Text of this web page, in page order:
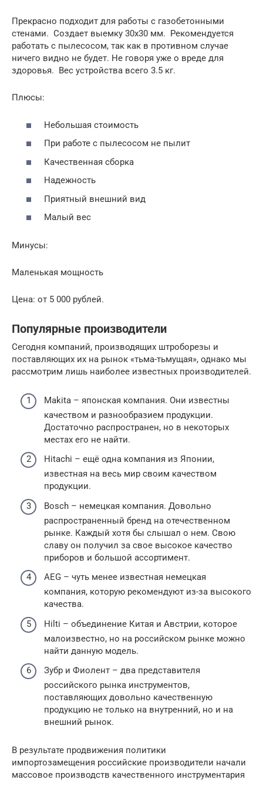
Прекрасно подходит для работы с газобетонными
стенами. Создает выемку 30х30 мм. Рекомендуется
работать с пылесосом, так как в противном случае
ничего видно не будет. Не говоря уже о вреде для
здоровья. Вес устройства всего 3.5 кг.
Плюсы:
Небольшая стоимость
При работе с пылесосом не пылит
Качественная сборка
Надежность
Приятный внешний вид
Малый вес
Минусы:
Маленькая мощность
Цена: от 5 000 рублей.
Популярные производители
Сегодня компаний, производящих штроборезы и
поставляющих их на рынок «тьма-тьмущая», однако мы
рассмотрим лишь наиболее известных производителей.
Makita – японская компания. Они известны
качеством и разнообразием продукции.
Достаточно распространен, но в некоторых
местах его не найти.
Hitachi – ещё одна компания из Японии,
известная на весь мир своим качеством
продукции.
Bosch – немецкая компания. Довольно
распространенный бренд на отечественном
рынке. Каждый хотя бы слышал о нем. Свою
славу он получил за свое высокое качество
приборов и большой ассортимент.
AEG – чуть менее известная немецкая
компания, которую рекомендуют из-за высокого
качества.
Hilti – объединение Китая и Австрии, которое
малоизвестно, но на российском рынке можно
найти данную модель.
Зубр и Фиолент – два представителя
российского рынка инструментов,
поставляющих довольно качественную
продукцию не только на внутренний, но и на
внешний рынок.
В результате продвижения политики
импортозамещения российские производители начали
массовое производств качественного инструментария